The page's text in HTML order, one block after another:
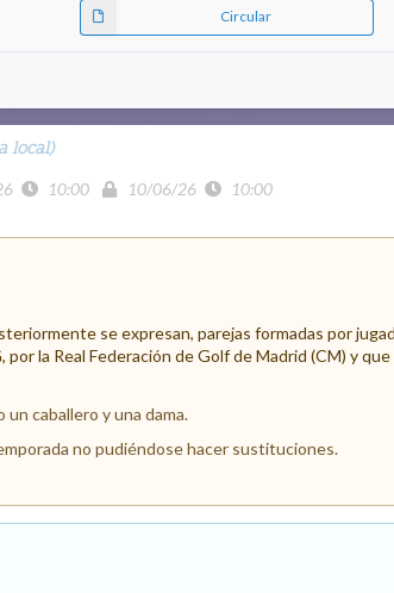
Circular
local)
10:00 10/06/26 10:00
se expresan, parejas formadas por
la Real Federación de Golf de Madrid (CM) y
caballero y una dama.
no pudiéndose hacer sustituciones.